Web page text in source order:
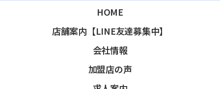
HOME
店舗案内【LINE友達募集中】
会社情報
加盟店の声